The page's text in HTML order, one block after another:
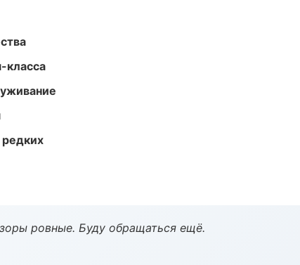
класса
ровные. Буду обращаться ещё.